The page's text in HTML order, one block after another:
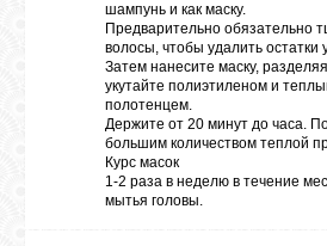
шампунь и как маску.
Предварительно обязательно
волосы, чтобы удалить остатки
Затем нанесите маску,
укутайте полиэтиленом и
полотенцем.
Держите от 20 минут до часа.
большим количеством теплой
Курс масок
1-2 раза в неделю в течение
мытья головы.